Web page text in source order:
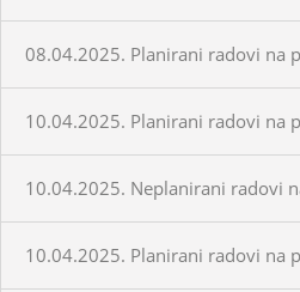
08.04.2025. Planirani radovi na
10.04.2025. Planirani radovi na
10.04.2025. Neplanirani radovi
10.04.2025. Planirani radovi na